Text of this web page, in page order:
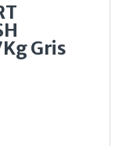
Gris